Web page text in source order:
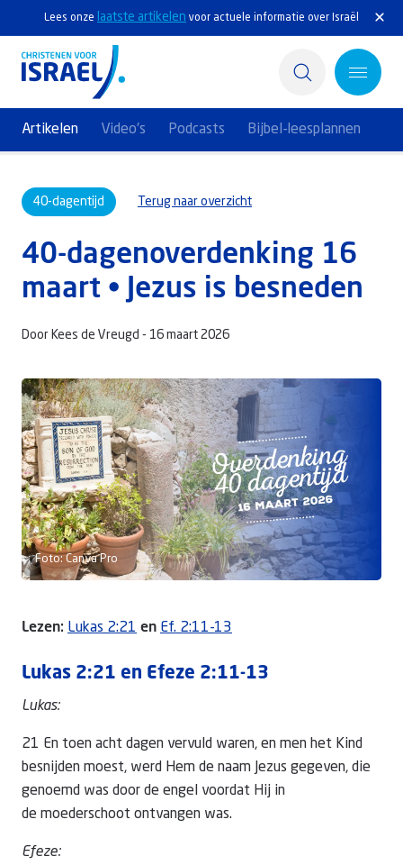
Lees onze laatste artikelen voor actuele informatie over Israël
Artikelen Video's Podcasts Bijbel-leesplannen
Actief
Ontdek
Steun Israël
Service & Contact
Kennisbank
Doneer
40-dagentijd Terug naar overzicht
40-dagenoverdenking 16
maart • Jezus is besneden
Door Kees de Vreugd - 16 maart 2026
Foto: Canva Pro
Lezen: Lukas 2:21 en Ef. 2:11-13
Lukas 2:21 en Efeze 2:11-13
Lukas:
21 En toen acht dagen vervuld waren, en men het Kind
besnijden moest, werd Hem de naam Jezus gegeven, die
genoemd was door de engel voordat Hij in
de moederschoot ontvangen was.
Efeze: